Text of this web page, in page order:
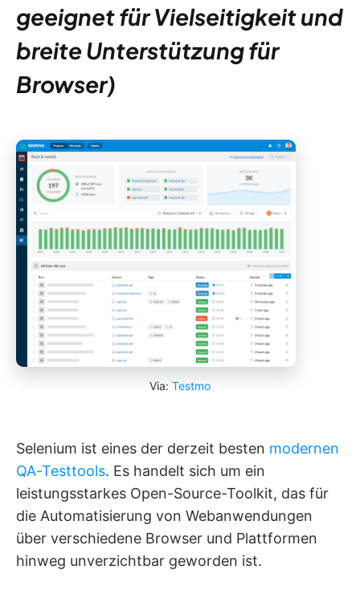
geeignet für Vielseitigkeit und
breite Unterstützung für
Browser)
Via: Testmo
Selenium ist eines der derzeit besten modernen
QA-Testtools. Es handelt sich um ein
leistungsstarkes Open-Source-Toolkit, das für
die Automatisierung von Webanwendungen
über verschiedene Browser und Plattformen
hinweg unverzichtbar geworden ist.